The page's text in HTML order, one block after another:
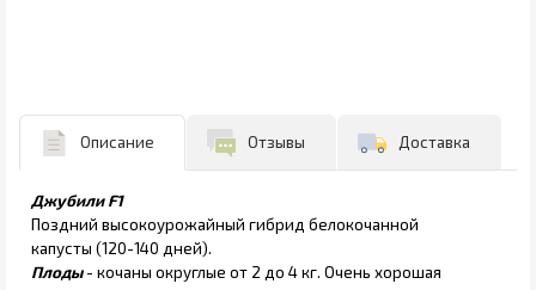
Описание Отзывы Доставка
Джубили F1
Поздний высокоурожайный гибрид белокочанной
капусты (120-140 дней).
Плоды- кочаны округлые от 2 до 4 кг. Очень хорошая